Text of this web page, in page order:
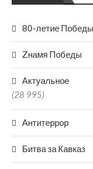
80-летие Победы
Zнамя Победы
Актуальное
(28 995)
Антитеррор
Битва за Кавказ